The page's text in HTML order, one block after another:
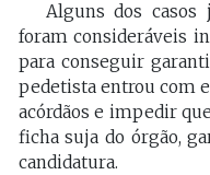
Alguns dos casos
foram consideráveis
para conseguir
pedetista entrou com
acórdãos e impedir
ficha suja do órgão,
candidatura.